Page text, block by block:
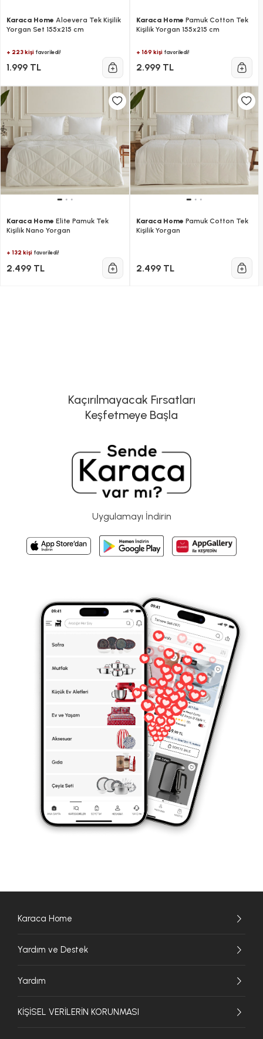
Karaca Home Aloevera Tek Kişilik
Yorgan Set 155x215 cm
+ 223 kişi favoriledi!
1.999 TL
Karaca Home Pamuk Cotton Tek
Kişilik Yorgan 155x215 cm
+ 169 kişifavoriledi!
2.999 TL
Karaca Home Elite Pamuk Tek
Kişilik Nano Yorgan
+ 132 kişi favoriledi!
2.499 TL
Karaca Home Pamuk Cotton Tek
Kişilik Yorgan
2.499 TL
Kaçırılmayacak Fırsatları
Keşfetmeye Başla
Uygulamayı İndirin
Karaca Home
Yardım ve Destek
Yardım
KİŞİSEL VERİLERİN KORUNMASI